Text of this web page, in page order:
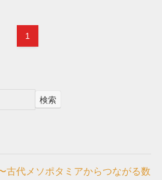
1
検索
古代メソポタミアからつながる数